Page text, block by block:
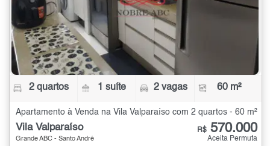
2 quartos 1 suíte 2 vagas 60 m²
Apartamento à Venda na Vila Valparaíso com 2 quartos - 60 m²
Vila Valparaíso
Grande ABC - Santo André
R$ 570.000
Aceita Permuta